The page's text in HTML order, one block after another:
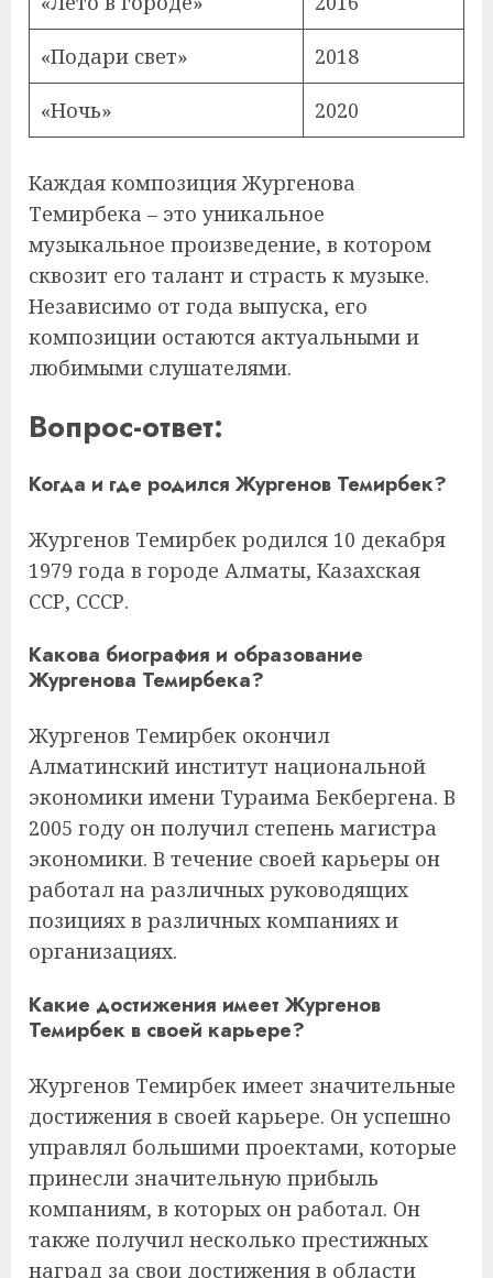
«Подари свет» 2018
«Ночь» 2020
Каждая композиция Жургенова
Темирбека – это уникальное
музыкальное произведение, в котором
сквозит его талант и страсть к музыке.
Независимо от года выпуска, его
композиции остаются актуальными и
любимыми слушателями.
Вопрос-ответ:
Когда и где родился Жургенов Темирбек?
Жургенов Темирбек родился 10 декабря
1979 года в городе Алматы, Казахская
ССР, СССР.
Какова биография и образование
Жургенова Темирбека?
Жургенов Темирбек окончил
Алматинский институт национальной
экономики имени Тураима Бекбергена. В
2005 году он получил степень магистра
экономики. В течение своей карьеры он
работал на различных руководящих
позициях в различных компаниях и
организациях.
Какие достижения имеет Жургенов
Темирбек в своей карьере?
Жургенов Темирбек имеет значительные
достижения в своей карьере. Он успешно
управлял большими проектами, которые
принесли значительную прибыль
компаниям, в которых он работал. Он
также получил несколько престижных
наград за свои достижения в области